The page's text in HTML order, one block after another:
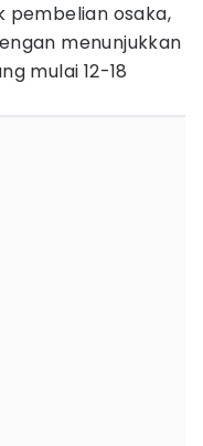
pembelian osaka,
menunjukkan
mulai 12-18